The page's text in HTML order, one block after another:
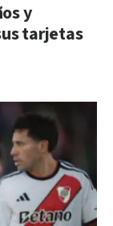
y
tarjetas